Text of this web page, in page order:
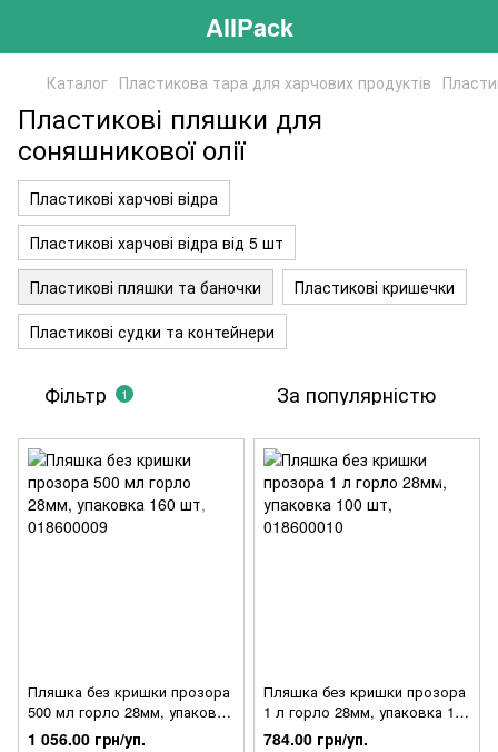
AllPack
Каталог Пластикова тара для харчових продуктів
Пластикові пляшки для
соняшникової олії
Пластикові харчові відра
Пластикові харчові відра від 5 шт
Пластикові пляшки та баночки
Пластикові кришечки
Пластикові судки та контейнери
Фільтр 1 За популярністю
Пляшка без кришки прозора
500 мл горло 28мм, упаковка
160 шт, 018600009
1 056.00 грн/уп.
Пляшка без кришки прозора
1 л горло 28мм, упаковка 100
шт, 018600010
784.00 грн/уп.